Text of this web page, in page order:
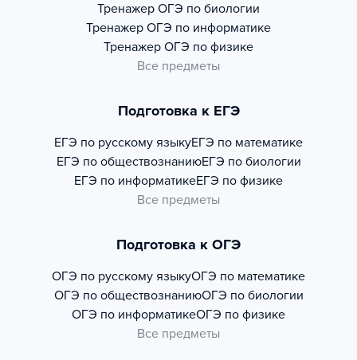
Тренажер ОГЭ по биологии
Тренажер ОГЭ по информатике
Тренажер ОГЭ по физике
Все предметы
Подготовка к ЕГЭ
ЕГЭ по русскому языкуЕГЭ по математике
ЕГЭ по обществознаниюЕГЭ по биологии
ЕГЭ по информатикеЕГЭ по физике
Все предметы
Подготовка к ОГЭ
ОГЭ по русскому языкуОГЭ по математике
ОГЭ по обществознаниюОГЭ по биологии
ОГЭ по информатикеОГЭ по физике
Все предметы